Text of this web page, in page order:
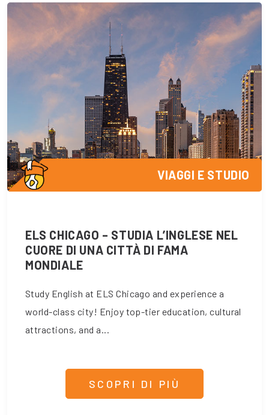
VIAGGI E STUDIO
ELS CHICAGO – STUDIA L’INGLESE NEL
CUORE DI UNA CITTÀ DI FAMA
MONDIALE
Study English at ELS Chicago and experience a
world-class city! Enjoy top-tier education, cultural
attractions, and a...
SCOPRI DI PIÙ